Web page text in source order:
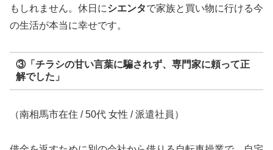
もしれません。休日にシエンタで家族と買い物に行ける今
の生活が本当に幸せです。
③「チラシの甘い言葉に騙されず、専門家に頼って正
解でした」
（南相馬市在住 / 50代 女性 / 派遣社員）